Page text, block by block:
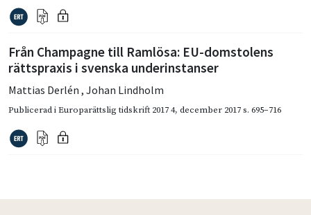
Från Champagne till Ramlösa: EU-domstolens
rättspraxis i svenska underinstanser
Mattias Derlén , Johan Lindholm
Publicerad iEuroparättslig tidskrift 2017 4, december 2017s. 695–716